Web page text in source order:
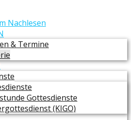
Nachlesen
& Termine
Gottesdienste
(KIGO)